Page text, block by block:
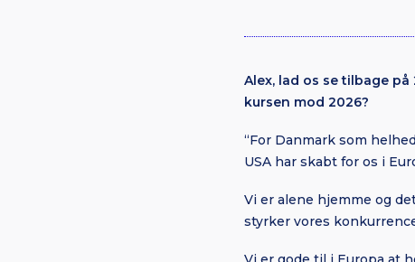
Alex, lad os se tilbage
kursen mod 2026?
“For Danmark som
USA har skabt for os i
Vi er alene hjemme og
styrker vores